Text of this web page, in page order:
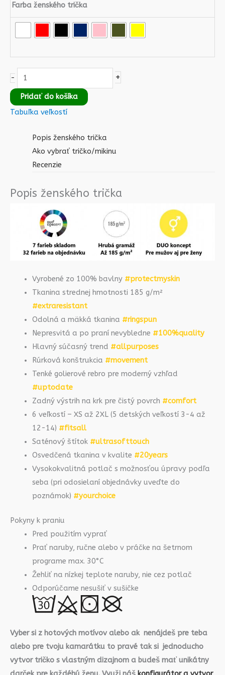
Farba ženského trička
- +
Pridať do košíka
Tabuľka veľkostí
Popis ženského trička
Ako vybrať tričko/mikinu
Recenzie
Popis ženského trička
Vyrobené zo 100% bavlny #protectmyskin
Tkanina strednej hmotnosti 185 g/m²
#extraresistant
Odolná a mäkká tkanina #ringspun
Nepresvitá a po praní nevybledne #100%quality
Hlavný súčasný trend #allpurposes
Rúrková konštrukcia #movement
Tenké golierové rebro pre moderný vzhľad
#uptodate
Zadný výstrih na krk pre čistý povrch #comfort
6 veľkostí – XS až 2XL (5 detských veľkostí 3-4 až
12-14) #fitsall
Saténový štítok #ultrasofttouch
Osvedčená tkanina v kvalite #20years
Vysokokvalitná potlač s možnosťou úpravy podľa
seba (pri odosielaní objednávky uveďte do
poznámok) #yourchoice
Pokyny k praniu
Pred použitím vyprať
Prať naruby, ručne alebo v práčke na šetrnom
programe max. 30°C
Žehliť na nízkej teplote naruby, nie cez potlač
Odporúčame nesušiť v sušičke
Vyber si z hotových motívov alebo ak nenájdeš pre teba
alebo pre tvoju kamarátku to pravé tak si jednoducho
vytvor tričko s vlastným dizajnom a budeš mať unikátny